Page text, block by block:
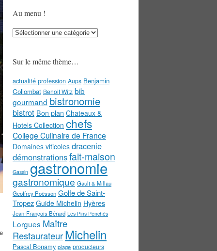
Au menu !
Au
Sur le même thème…
actualité profession Aups Benjamin
Collombat Benoit Witz bib
gourmand bistronomie
bistrot Bon plan Chateaux &
Hotels Collection chefs
College Culinaire de France
Domaines viticoles dracenie
démonstrationsfait-maison
Gassin gastronomie
gastronomique Gault & Millau
Geoffrey Poësson Golfe de Saint-
Tropez Guide Michelin Hyères
Jean-François Bérard Les Pins Penchés
Lorgues Maître
RestaurateurMichelin
Pascal Bonamy plage producteurs